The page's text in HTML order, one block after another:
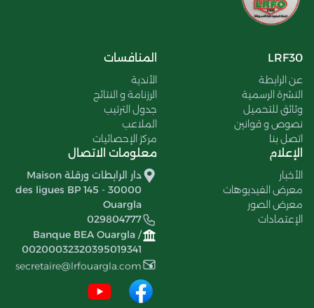
LRF30
عن الرابطة
النشرة الرسمية
وثائق للتحميل
نصوص و قوانين
اتصل بنا
المنافسات
الأندية
الرزنامة و النتائج
جدول الترتيب
الملاعب
مركز الإحصائيات
الإعلام
الأخبار
معرض الفيديوهات
معرض الصور
الإعتمادات
معلومات الاتصال
دار الرابطات ورقلة Maison
des ligues BP 145 - 30000
Ouargla
029804777
Banque BEA Ouargla /
00200032320395019341
secretaire@lrfouargla.com